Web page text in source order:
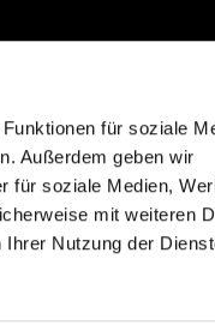
für soziale
Außerdem geben wir
für soziale Medien,
mit weiteren
Nutzung der
ChurchDesk-Login